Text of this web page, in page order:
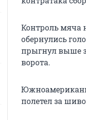
Контроль мяча
обернулись
прыгнул выше
ворота.
полетел за